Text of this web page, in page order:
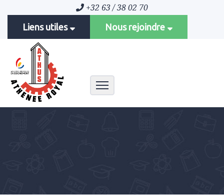
+32 63 / 38 02 70
Liens utiles Nous rejoindre
Toggle navigation